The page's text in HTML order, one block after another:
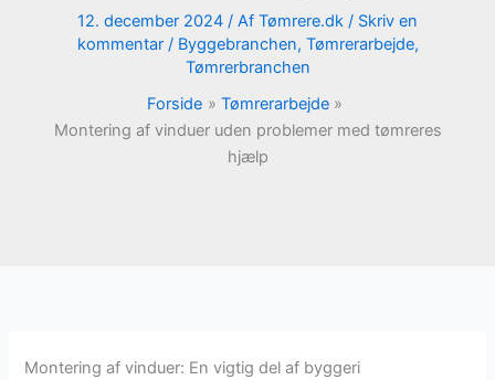
12. december 2024 / Af Tømrere.dk / Skriv en
kommentar / Byggebranchen, Tømrerarbejde,
Tømrerbranchen
Forside
Tømrerarbejde
Montering af vinduer uden problemer med tømreres
hjælp
Montering af vinduer: En vigtig del af byggeri